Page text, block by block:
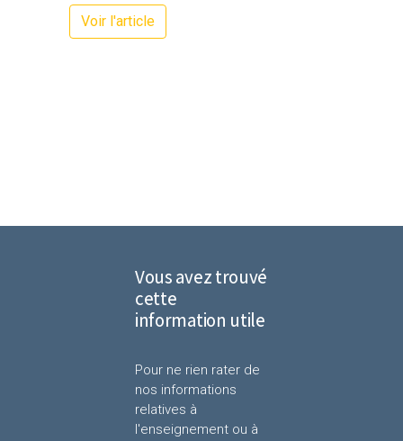
Voir l'article
Vous avez trouvé
cette
information utile
Pour ne rien rater de
nos informations
relatives à
l'enseignement ou à